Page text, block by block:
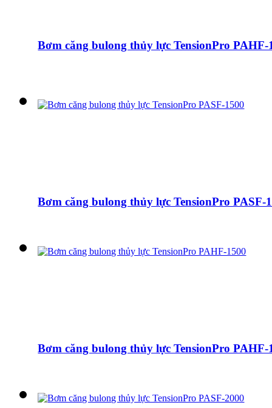
Bơm căng bulong thủy lực TensionPro PAHF-
Bơm căng bulong thủy lực TensionPro PASF-
Bơm căng bulong thủy lực TensionPro PAHF-